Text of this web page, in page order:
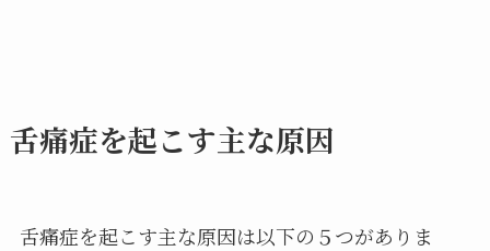
舌痛症を起こす主な原因
舌痛症を起こす主な原因は以下の５つがありま